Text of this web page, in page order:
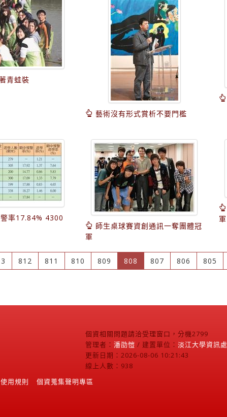
青蛙裝
藝術沒有形式賞析不要門檻
率17.84% 4300
師生桌球賽資創通訊一奪團體冠
軍
軍
812 811 810 809 808 (current)
807 806 805
個資相關問題請洽受理窗口，分機2799
管理者： 潘劭愷 / 建置單位： 淡江大學資訊處
更新日期：2026-08-06 10:21:43
線上人數：938
用規則 個資蒐集聲明專區